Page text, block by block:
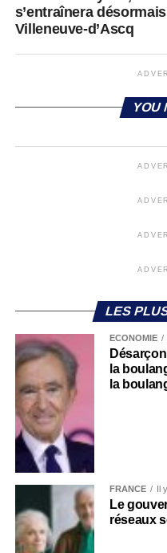
s’entraînera
Villeneuve-d’Ascq
YOU
LES
ECONOMIE
la
la
FRANCE Il
Le
réseaux